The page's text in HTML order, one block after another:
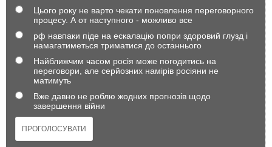
Цього року не варто чекати поновлення переговорного
процесу. А от наступного - можливо все
рф навпаки піде на ескалацію попри здоровий глузд і
намагатиметься триматися до останнього
Найближчим часом росія може погодитись на
переговори, але серйозних намірів росіяни не
матимуть
Вже давно не роблю жодних прогнозів щодо
завершення війни